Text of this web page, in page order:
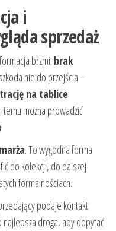
i
sprzedaż
brzmi: brak
nie do przejścia –
na tablice
temu można prowadzić
. To wygodna forma
do kolekcji, do dalszej
formalnościach.
podaje kontakt
najlepsza droga, aby dopytać